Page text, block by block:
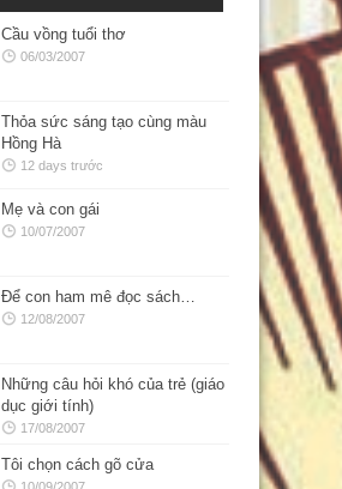
Cầu vồng tuổi thơ
06/03/2007
Thỏa sức sáng tạo cùng màu
Hồng Hà
12 days trước
Mẹ và con gái
10/07/2007
Để con ham mê đọc sách…
12/08/2007
Những câu hỏi khó của trẻ (giáo
dục giới tính)
17/08/2007
Tôi chọn cách gõ cửa